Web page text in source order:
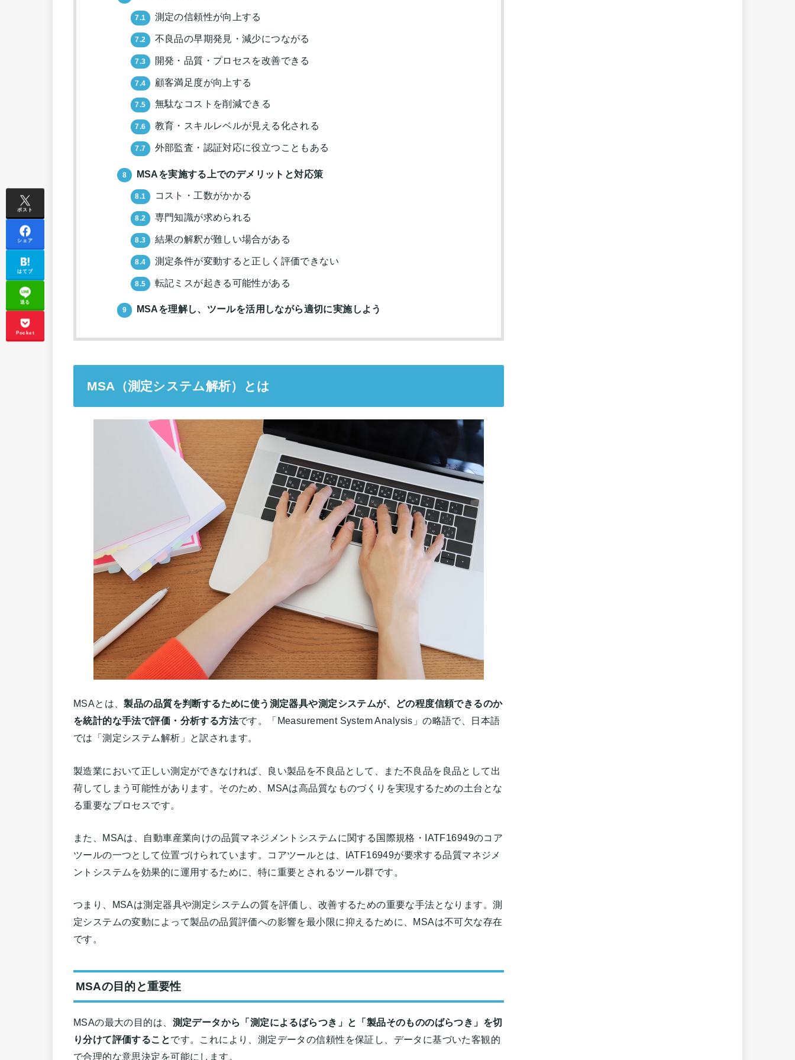
7.1 測定の信頼性が向上する
7.2 不良品の早期発見・減少につながる
7.3 開発・品質・プロセスを改善できる
7.4 顧客満足度が向上する
7.5 無駄なコストを削減できる
7.6 教育・スキルレベルが見える化される
7.7 外部監査・認証対応に役立つこともある
8 MSAを実施する上でのデメリットと対応策
8.1 コスト・工数がかかる
8.2 専門知識が求められる
8.3 結果の解釈が難しい場合がある
8.4 測定条件が変動すると正しく評価できない
8.5 転記ミスが起きる可能性がある
9 MSAを理解し、ツールを活用しながら適切に実施しよう
MSA（測定システム解析）とは
MSAとは、製品の品質を判断するために使う測定器具や測定システムが、どの程度信頼できるのか
を統計的な手法で評価・分析する方法です。「Measurement System Analysis」の略語で、日本語
では「測定システム解析」と訳されます。
製造業において正しい測定ができなければ、良い製品を不良品として、また不良品を良品として出
荷してしまう可能性があります。そのため、MSAは高品質なものづくりを実現するための土台とな
る重要なプロセスです。
また、MSAは、自動車産業向けの品質マネジメントシステムに関する国際規格・IATF16949のコア
ツールの一つとして位置づけられています。コアツールとは、IATF16949が要求する品質マネジメ
ントシステムを効果的に運用するために、特に重要とされるツール群です。
つまり、MSAは測定器具や測定システムの質を評価し、改善するための重要な手法となります。測
定システムの変動によって製品の品質評価への影響を最小限に抑えるために、MSAは不可欠な存在
です。
MSAの目的と重要性
MSAの最大の目的は、 測定データから「測定によるばらつき」と「製品そのもののばらつき」を切
り分けて評価することです。これにより、測定データの信頼性を保証し、データに基づいた客観的
で合理的な意思決定を可能にします。
ポスト
シェア
はてブ
送る
Pocket